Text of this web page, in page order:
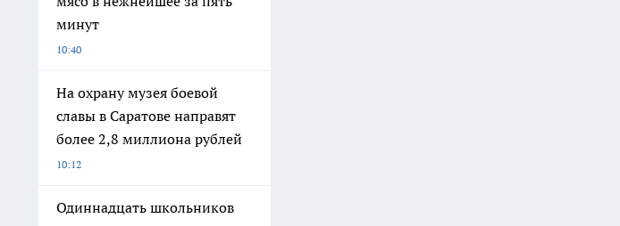
минут
10:40
На охрану музея боевой
славы в Саратове направят
более 2,8 миллиона рублей
10:12
Одиннадцать школьников